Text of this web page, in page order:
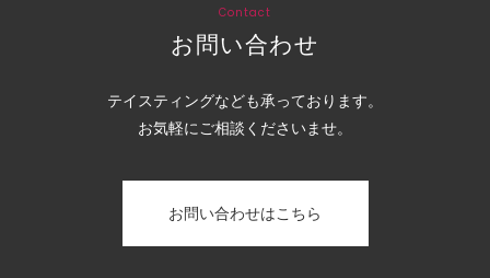
Contact
お問い合わせ
テイスティングなども承っております。
お気軽にご相談くださいませ。
お問い合わせはこちら